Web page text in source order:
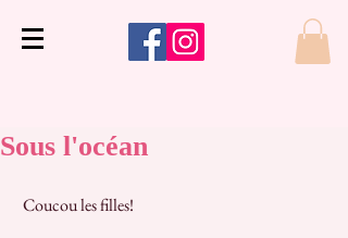
Sous l'océan
Coucou les filles!